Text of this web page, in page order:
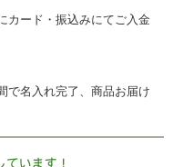
カード・振込みにてご入金
で名入れ完了、商品お届け